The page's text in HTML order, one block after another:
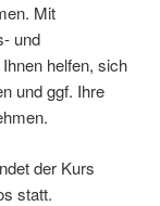
Mit
und
helfen, sich
und ggf. Ihre
der Kurs
statt.